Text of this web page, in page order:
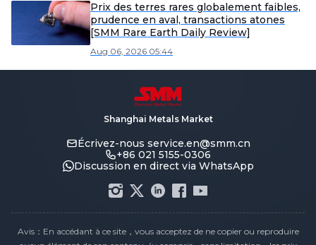
Prix des terres rares globalement faibles,
prudence en aval, transactions atones
[SMM Rare Earth Daily Review]
Aug 06, 2026 05:44
Shanghai Metals Market
Écrivez-nous service.en@smm.cn
+86 021 5155-0306
Discussion en direct via WhatsApp
Avis：En accédant à ce site，vous acceptez de ne copier ou reproduire